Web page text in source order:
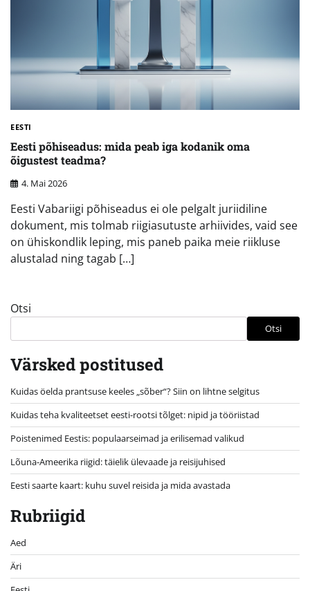
EESTI
Eesti põhiseadus: mida peab iga kodanik oma
õigustest teadma?
4. Mai 2026
Eesti Vabariigi põhiseadus ei ole pelgalt juriidiline
dokument, mis tolmab riigiasutuste arhiivides, vaid see
on ühiskondlik leping, mis paneb paika meie riikluse
alustalad ning tagab […]
Otsi
Otsi
Värsked postitused
Kuidas öelda prantsuse keeles „sõber“? Siin on lihtne selgitus
Kuidas teha kvaliteetset eesti-rootsi tõlget: nipid ja tööriistad
Poistenimed Eestis: populaarseimad ja erilisemad valikud
Lõuna-Ameerika riigid: täielik ülevaade ja reisijuhised
Eesti saarte kaart: kuhu suvel reisida ja mida avastada
Rubriigid
Aed
Äri